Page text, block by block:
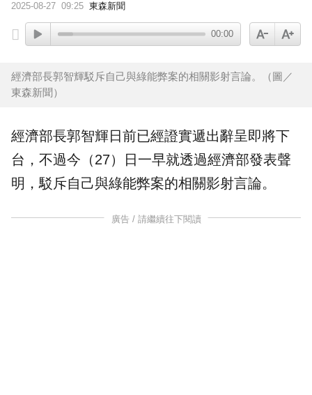
2025-08-27 09:25 東森新聞
00:00
經濟部長郭智輝駁斥自己與綠能弊案的相關影射言論。（圖／
東森新聞）
經濟部長郭智輝日前已經證實遞出辭呈即將下
台，不過今（27）日一早就透過經濟部發表聲
明，駁斥自己與綠能弊案的相關影射言論。
廣告 / 請繼續往下閱讀